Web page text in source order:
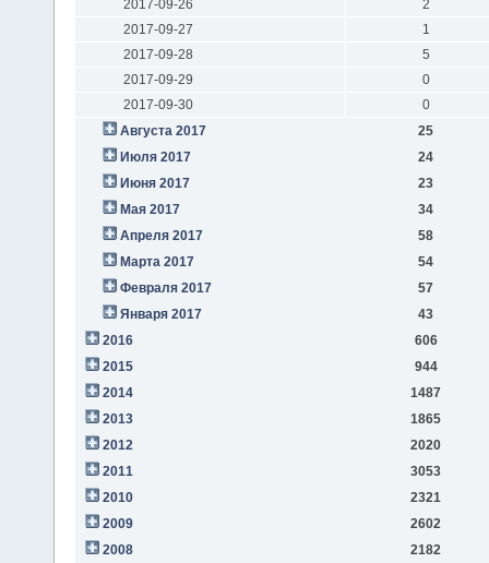
2017-09-26
2
2017-09-27
1
2017-09-28
5
2017-09-29
0
2017-09-30
0
Августа 2017
25
Июля 2017
24
Июня 2017
23
Мая 2017
34
Апреля 2017
58
Марта 2017
54
Февраля 2017
57
Января 2017
43
2016
606
2015
944
2014
1487
2013
1865
2012
2020
2011
3053
2010
2321
2009
2602
2008
2182